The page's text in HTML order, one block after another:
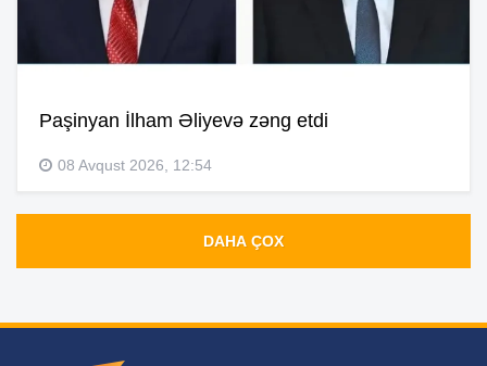
Paşinyan İlham Əliyevə zəng etdi
08 Avqust 2026, 12:54
DAHA ÇOX